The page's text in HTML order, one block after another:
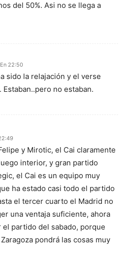
del 50%. Asi no se llega a
22:50
sido la relajación y el verse
Estaban..pero no estaban.
y Mirotic, el Cai claramente
interior, y gran partido
el Cai es un equipo muy
ha estado casi todo el partido
el tercer cuarto el Madrid no
una ventaja suficiente, ahora
el partido del sabado, porque
pondrá las cosas muy